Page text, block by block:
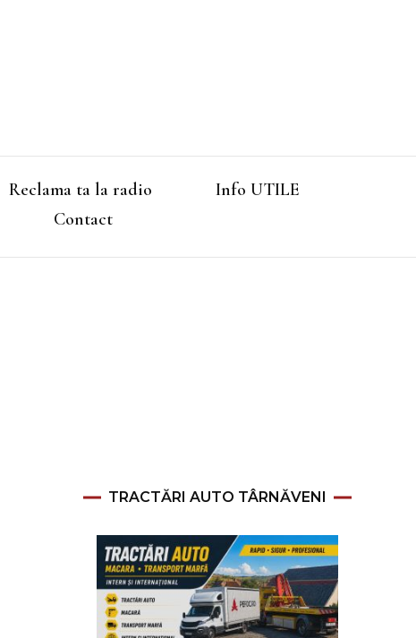
Reclama ta la radio
Info UTILE
Contact
TRACTĂRI AUTO TÂRNĂVENI